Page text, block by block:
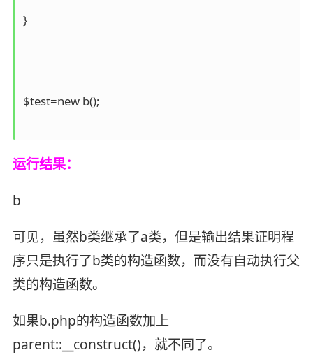
}
$test=new b();
运行结果：
b
可见，虽然b类继承了a类，但是输出结果证明程
序只是执行了b类的构造函数，而没有自动执行父
类的构造函数。
如果b.php的构造函数加上
parent::__construct()，就不同了。